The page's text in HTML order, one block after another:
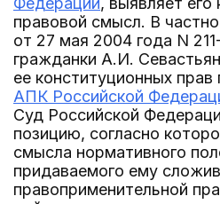
правовой смысл. В
от 27 мая 2004 года N
гражданки А.И.
ее конституционных прав
АПК Российской
Суд Российской
позицию, согласно
смысла нормативного
придаваемого ему
правоприменительной